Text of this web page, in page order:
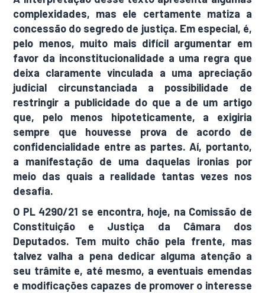
complexidades, mas ele certamente matiza a
concessão do segredo de justiça. Em especial, é,
pelo menos, muito mais difícil argumentar em
favor da inconstitucionalidade a uma regra que
deixa claramente vinculada a uma apreciação
judicial circunstanciada a possibilidade de
restringir a publicidade do que a de um artigo
que, pelo menos hipoteticamente, a exigiria
sempre que houvesse prova de acordo de
confidencialidade entre as partes. Aí, portanto,
a manifestação de uma daquelas ironias por
meio das quais a realidade tantas vezes nos
desafia.
O PL 4290/21 se encontra, hoje, na Comissão de
Constituição e Justiça da Câmara dos
Deputados. Tem muito chão pela frente, mas
talvez valha a pena dedicar alguma atenção a
seu trâmite e, até mesmo, a eventuais emendas
e modificações capazes de promover o interesse